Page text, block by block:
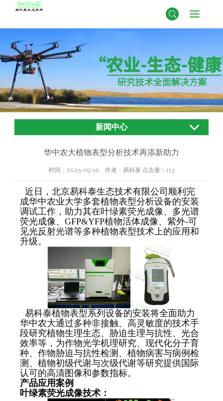
新闻中心
华中农大植物表型分析技术再添新助力
时间：2025-09-10 作者：易科泰 点击量： 113
近日，北京易科泰生态技术有限公司顺利完
成华中农业大学多套植物表型分析设备的安装
调试工作，助力其在叶绿素荧光成像、多光谱
荧光成像、GFP&YFP植物活体成像、紫外-可
见光反射光谱等多种植物表型技术上的应用和
升级。
易科泰植物表型系列设备的安装将全面助力
华中农大通过多种非接触、高灵敏度的技术手
段研究植物生理生态、胁迫生理与抗性、光合
效率等，为作物光学机理研究、现代化分子育
种、作物胁迫与抗性检测、植物病害与病例检
测、植物初级代谢与次级代谢等研究提供国际
认可的高清图像和参数指标。
产品应用案例
叶绿素荧光成像技术：